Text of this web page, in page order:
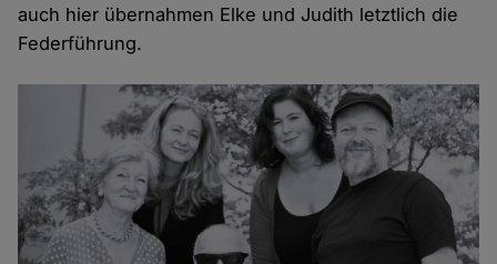
auch hier übernahmen Elke und Judith letztlich die
Federführung.